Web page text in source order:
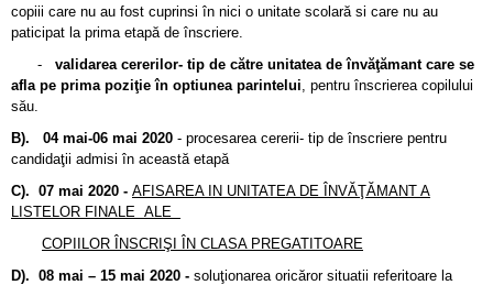
copiii care nu au fost cuprinsi în nici o unitate scolară si care nu au
paticipat la prima etapă de înscriere.
- validarea cererilor- tip de către unitatea de învăţămant care se
afla pe prima poziţie în optiunea parintelui, pentru înscrierea copilului
său.
B). 04 mai-06 mai 2020 - procesarea cererii- tip de înscriere pentru
candidaţii admisi în această etapă
C). 07 mai 2020 - AFISAREA IN UNITATEA DE ÎNVĂŢĂMANT A
LISTELOR FINALE ALE
COPIILOR ÎNSCRIŞI ÎN CLASA PREGATITOARE
D). 08 mai – 15 mai 2020 - soluţionarea oricăror situatii referitoare la